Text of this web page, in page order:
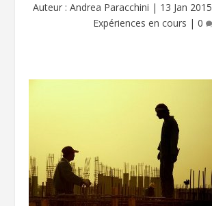
Auteur : Andrea Paracchini | 13 Jan 2015
Expériences en cours | 0